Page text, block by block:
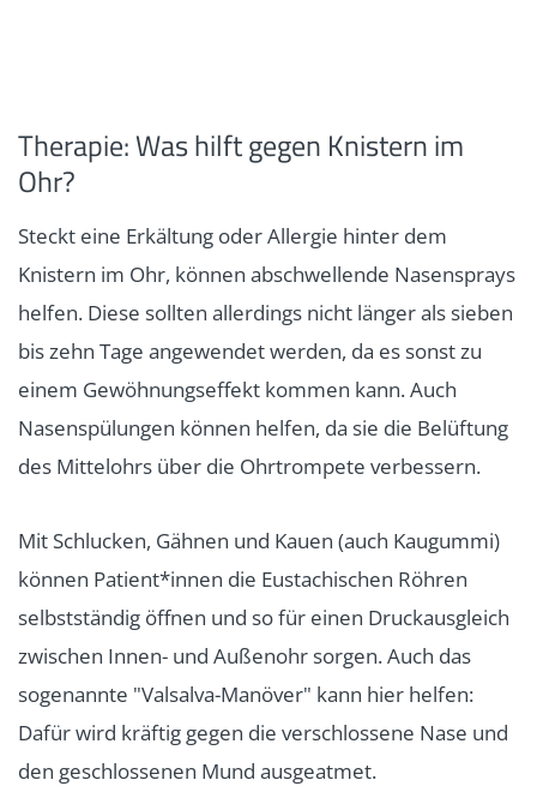
Therapie: Was hilft gegen Knistern im
Ohr?
Steckt eine Erkältung oder Allergie hinter dem
Knistern im Ohr, können abschwellende Nasensprays
helfen. Diese sollten allerdings nicht länger als sieben
bis zehn Tage angewendet werden, da es sonst zu
einem Gewöhnungseffekt kommen kann. Auch
Nasenspülungen können helfen, da sie die Belüftung
des Mittelohrs über die Ohrtrompete verbessern.
Mit Schlucken, Gähnen und Kauen (auch Kaugummi)
können Patient*innen die Eustachischen Röhren
selbstständig öffnen und so für einen Druckausgleich
zwischen Innen- und Außenohr sorgen. Auch das
sogenannte "Valsalva-Manöver" kann hier helfen:
Dafür wird kräftig gegen die verschlossene Nase und
den geschlossenen Mund ausgeatmet.